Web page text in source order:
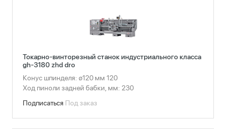
Токарно-винторезный станок индустриального класса
gh-3180 zhd dro
Конус шпинделя: ø120 мм 120
Ход пиноли задней бабки, мм: 230
Подписаться Под заказ